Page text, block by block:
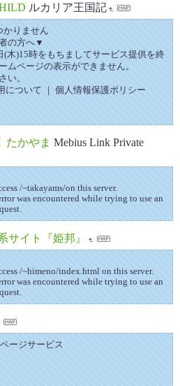
ルカリア王国記
かりません
の方へ▼
(木)15時をもちましてサービス提供を終
ムページの表示ができません。
い。
について ｜ 個人情報保護ポリシー
たかやま Mebius Link Private
/~takayams/on this server.
was encountered while trying to use an
サイト『姫邦』
/~himeno/index.html on this server.
was encountered while trying to use an
ージサービス